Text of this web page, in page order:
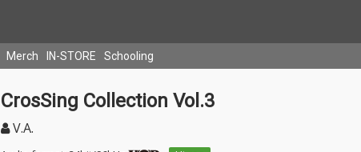
Merch IN-STORE Schooling
CrosSing Collection Vol.3
V.A.